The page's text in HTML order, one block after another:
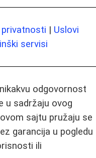
| Uslovi
servisi
odgovornost
u sadržaju ovog
sajtu pružaju se
garancija u pogledu
ili